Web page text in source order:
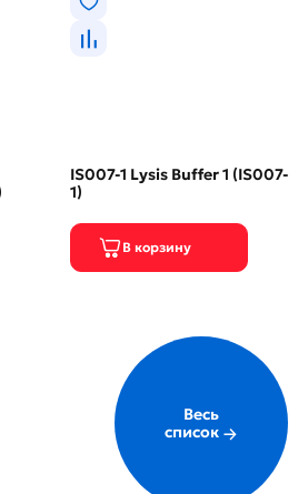
IS007-1 Lysis Buffer 1 (IS007-
1)
Весь
список